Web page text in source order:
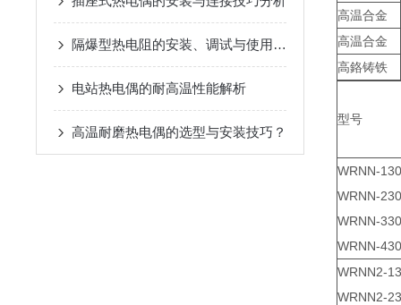
隔爆型热电阻的安装、调试与使用注意事项
电站热电偶的耐高温性能解析
高温耐磨热电偶的选型与安装技巧？
高温合金
高温合金
高鉻铸铁
型号
WRNN-130
WRNN-230
WRNN-330
WRNN-430
WRNN2-
WRNN2-